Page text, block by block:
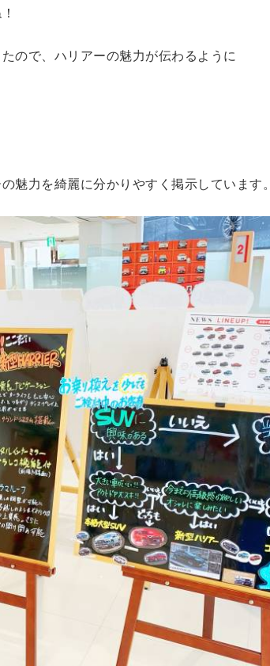
ので、ハリアーの魅力が伝わるように
魅力を綺麗に分かりやすく掲示しています。